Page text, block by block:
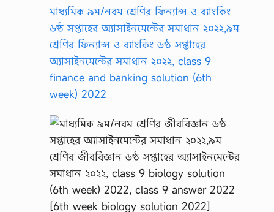
মাধ্যমিক ৯ম/নবম শ্রেণির ফিন্যান্স ও ব্যাংকিং
৬ষ্ঠ সপ্তাহের অ্যাসাইনমেন্টের সমাধান ২০২২,৯ম
শ্রেণির ফিন্যান্স ও ব্যাংকিং ৬ষ্ঠ সপ্তাহের
অ্যাসাইনমেন্টের সমাধান ২০২২, class 9
finance and banking solution (6th
week) 2022